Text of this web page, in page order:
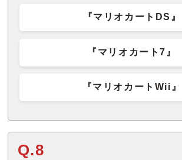
『マリオカートDS』
『マリオカート7』
『マリオカートWii』
Q.8